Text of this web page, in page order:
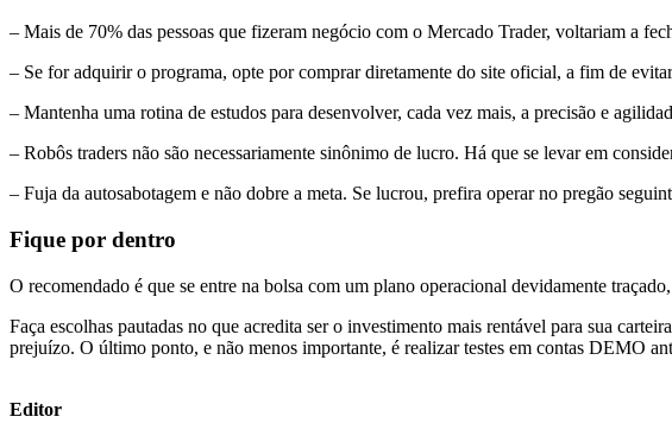
– Mais de 70% das pessoas que fizeram negócio com o Mercado Trader, voltariam a
– Se for adquirir o programa, opte por comprar diretamente do site oficial, a fim de
– Mantenha uma rotina de estudos para desenvolver, cada vez mais, a precisão e
– Robôs traders não são necessariamente sinônimo de lucro. Há que se levar em
– Fuja da autosabotagem e não dobre a meta. Se lucrou, prefira operar no pregão
Fique por dentro
O recomendado é que se entre na bolsa com um plano operacional devidamente
Faça escolhas pautadas no que acredita ser o investimento mais rentável para sua
prejuízo. O último ponto, e não menos importante, é realizar testes em contas DEMO
Editor